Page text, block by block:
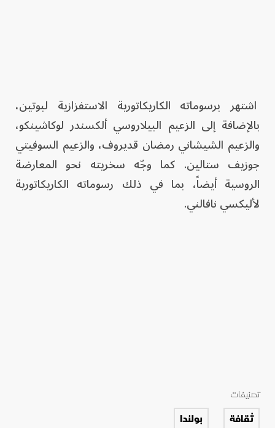
اشتهر برسوماته الكاريكاتورية الاستفزازية لبوتين،
بالإضافة إلى الزعيم البيلاروسي ألكسندر لوكاشينكو،
والزعيم الشيشاني رمضان قديروف، والزعيم السوفيتي
جوزيف ستالين. كما وجّه سخريته نحو المعارضة
الروسية أيضاً، بما في ذلك رسوماته الكاريكاتورية
لأليكسي نافالني.
تصنيفات
ثقافة بولندا